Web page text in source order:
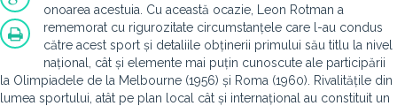
onoarea acestuia. Cu această ocazie, Leon Rotman a
rememorat cu rigurozitate circumstanțele care l-au condus
către acest sport și detaliile obținerii primului său titlu la nivel
național, cât și elemente mai puțin cunoscute ale participării
la Olimpiadele de la Melbourne (1956) și Roma (1960). Rivalitățile din
lumea sportului, atât pe plan local cât și internațional au constituit un